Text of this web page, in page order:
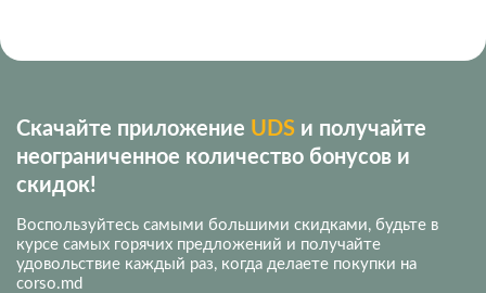
Скачайте приложение UDS и получайте
неограниченное количество бонусов и
скидок!
Воспользуйтесь самыми большими скидками, будьте в
курсе самых горячих предложений и получайте
удовольствие каждый раз, когда делаете покупки на
corso.md